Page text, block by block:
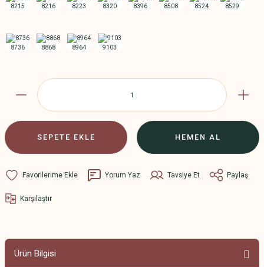
SEPETE EKLE HEMEN AL
Yorum Yaz Tavsiye Et Paylaş
Karşılaştır
Ürün Bilgisi